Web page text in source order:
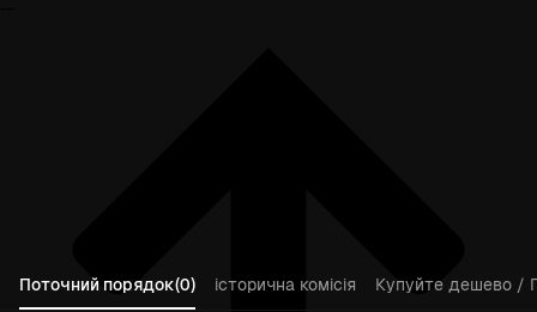
Поточний порядок(0) історична комісія
Купуйте дешево /